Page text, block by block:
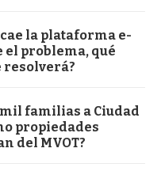
la plataforma e-
el problema, qué
resolverá?
familias a Ciudad
propiedades
del MVOT?